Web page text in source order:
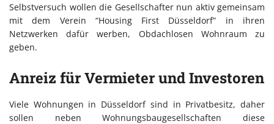
Selbstversuch wollen die Gesellschafter nun aktiv gemeinsam
mit dem Verein “Housing First Düsseldorf” in ihren
Netzwerken dafür werben, Obdachlosen Wohnraum zu
geben.
Anreiz für Vermieter und Investoren
Viele Wohnungen in Düsseldorf sind in Privatbesitz, daher
sollen neben Wohnungsbaugesellschaften diese